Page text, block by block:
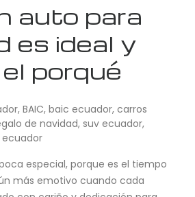
auto para
es ideal y
porqué
,BAIC,baic ecuador,carros
de navidad,suv ecuador,
especial, porque es el tiempo
más emotivo cuando cada